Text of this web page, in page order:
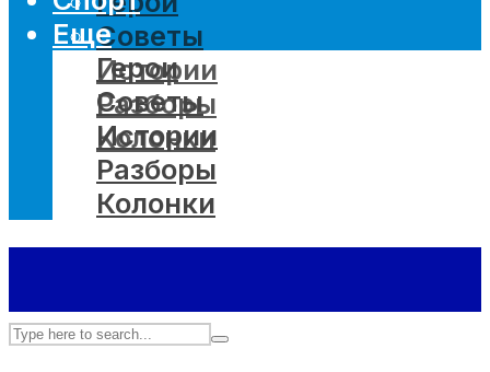
Советы
Истории
Разборы
Колонки
Еще
Герои
Советы
Истории
Разборы
Колонки